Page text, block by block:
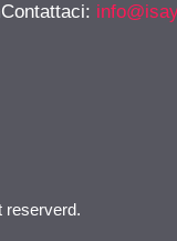
:
reserverd.